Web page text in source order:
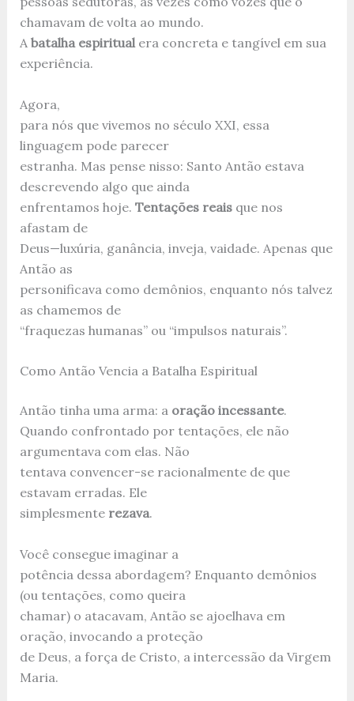
chamavam de volta ao mundo.
A batalha espiritualera concreta e tangível em sua
experiência.
Agora,
para nós que vivemos no século XXI, essa
linguagem pode parecer
estranha. Mas pense nisso: Santo Antão estava
descrevendo algo que ainda
enfrentamos hoje. Tentações reaisque nos
afastam de
Deus—luxúria, ganância, inveja, vaidade. Apenas que
Antão as
personificava como demônios, enquanto nós talvez
as chamemos de
“fraquezas humanas” ou “impulsos naturais”.
Como Antão Vencia a Batalha Espiritual
Antão tinha uma arma: a oração incessante.
Quando confrontado por tentações, ele não
argumentava com elas. Não
tentava convencer-se racionalmente de que
estavam erradas. Ele
simplesmente rezava.
Você consegue imaginar a
potência dessa abordagem? Enquanto demônios
(ou tentações, como queira
chamar) o atacavam, Antão se ajoelhava em
oração, invocando a proteção
de Deus, a força de Cristo, a intercessão da Virgem
Maria.